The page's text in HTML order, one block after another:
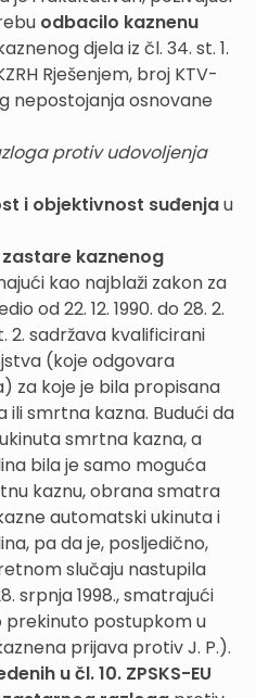
odbacilo kaznenu
djela iz čl. 34. st. 1.
Rješenjem, broj KTV-
nepostojanja osnovane
protiv udovoljenja
i objektivnost suđenjau
kaznenog
kao najblaži zakon za
od 22. 12. 1990. do 28. 2.
2. sadržava kvalificirani
(koje odgovara
za koje je bila propisana
ili smrtna kazna. Budući da
smrtna kazna, a
bila je samo moguća
kaznu, obrana smatra
automatski ukinuta i
pa da je, posljedično,
slučaju nastupila
srpnja 1998., smatrajući
prekinuto postupkom u
prijava protiv J. P.).
u čl. 10. ZPSKS-EU